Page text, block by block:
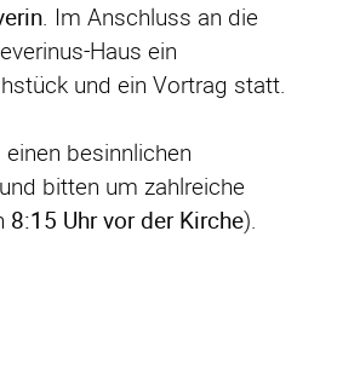
. Im Anschluss an die
Haus ein
und ein Vortrag statt.
besinnlichen
bitten um zahlreiche
8:15 Uhr vor der Kirche).